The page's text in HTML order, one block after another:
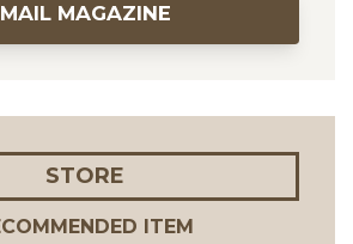
MAIL MAGAZINE
STORE
ITEM